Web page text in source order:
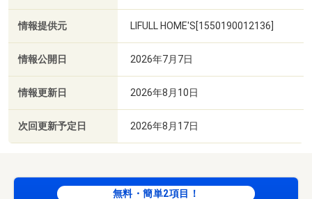
情報提供元 LIFULL HOME'S[1550190012136]
情報公開日 2026年7月7日
情報更新日 2026年8月10日
次回更新予定日 2026年8月17日
無料・簡単2項目！